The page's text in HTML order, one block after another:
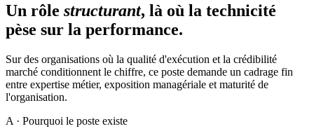
Un rôle structurant, là où la technicité
pèse sur la performance.
Sur des organisations où la qualité d'exécution et la crédibilité
marché conditionnent le chiffre, ce poste demande un cadrage fin
entre expertise métier, exposition managériale et maturité de
l'organisation.
A · Pourquoi le poste existe